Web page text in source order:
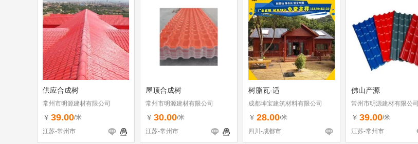
供应合成树
常州市明源建材有限公司
￥ 39.00/米
江苏-常州市
屋顶合成树
常州市明源建材有限公司
￥ 30.00/米
江苏-常州市
树脂瓦-适
成都坤宝建筑材料有限公司
￥ 28.00/米
四川-成都市
佛山产源
常州市明源建材有限公司
￥ 39.00/米
江苏-常州市